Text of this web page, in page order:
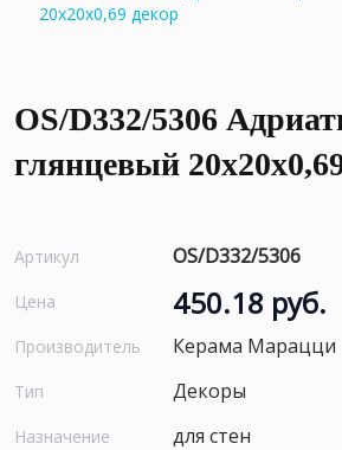
OS/D332/5306
глянцевый
Артикул OS/D332/5306
Цена 450.18 руб.
Производитель Керама Марацци
Тип Декоры
Назначение для стен